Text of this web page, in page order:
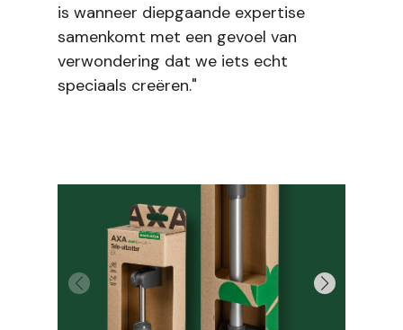
is wanneer diepgaande expertise
samenkomt met een gevoel van
verwondering dat we iets echt
speciaals creëren."